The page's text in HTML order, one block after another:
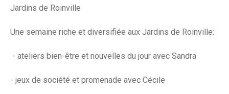
Jardins de Roinville
Une semaine riche et diversifiée aux Jardins de Roinville:
- ateliers bien-être et nouvelles du jour avec Sandra
- jeux de société et promenade avec Cécile